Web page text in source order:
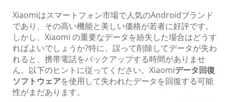
Xiaomiはスマートフォン市場で人気のAndroidブランド
であり、その高い機能と美しい価格が若者に好評です。
しかし、Xiaomi の重要なデータを紛失した場合はどうす
ればよいでしょうか?特に、誤って削除してデータが失わ
れると、携帯電話をバックアップする時間がありませ
ん。以下のヒントに従ってください。Xiaomiデータ回復
ソフトウェアを使用して失われたデータを回復する可能
性がまだあります。